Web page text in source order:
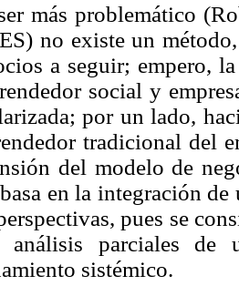
más problemático
no existe un
a seguir; empero,
social y
por un lado,
tradicional del
del modelo de
en la integración
pues se
análisis parciales
sistémico.